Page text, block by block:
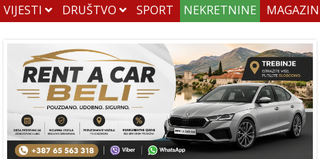
VIJESTI DRUŠTVO SPORT NEKRETNINE